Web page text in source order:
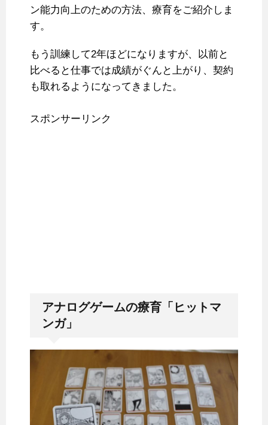
ン能力向上のための方法、療育をご紹介しま
す。
もう訓練して2年ほどになりますが、以前と
比べると仕事では成績がぐんと上がり、契約
も取れるようになってきました。
スポンサーリンク
アナログゲームの療育「ヒットマ
ンガ」